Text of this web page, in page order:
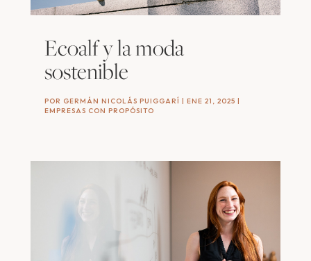
Ecoalf y la moda
sostenible
POR GERMÁN NICOLÁS PUIGGARÍ | ENE 21, 2025 |
EMPRESAS CON PROPÓSITO